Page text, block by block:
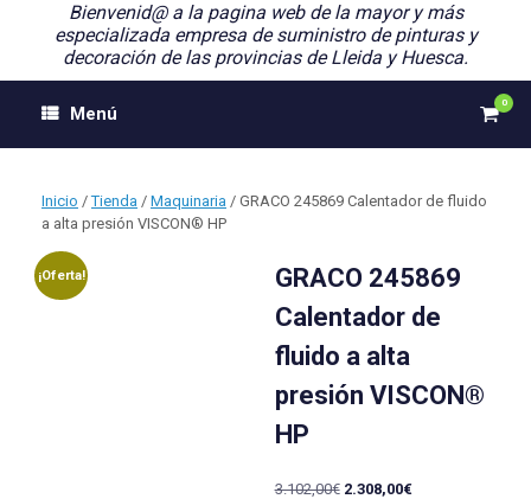
Bienvenid@ a la pagina web de la mayor y más
especializada empresa de suministro de pinturas y
decoración de las provincias de Lleida y Huesca.
Menú
Ver
0
Inicio /Tienda / Maquinaria / GRACO 245869 Calentador de fluido
a alta presión VISCON® HP
¡Oferta!
GRACO 245869
Calentador de
fluido a alta
presión VISCON®
HP
3.102,00€ El
2.308,00€El